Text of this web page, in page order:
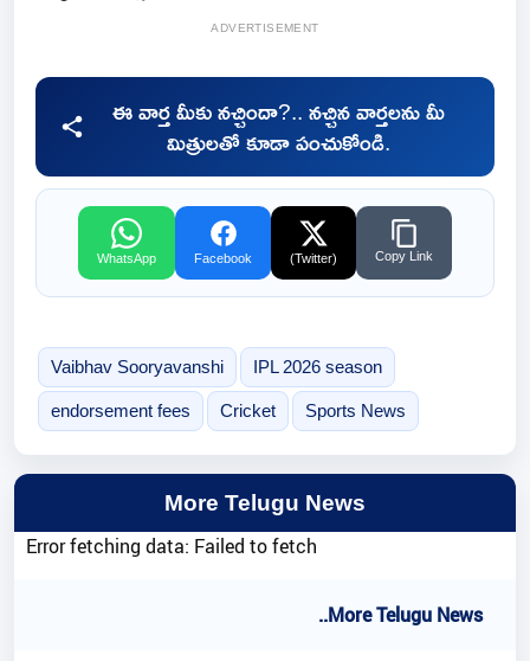
ADVERTISEMENT
ఈ వార్త మీకు నచ్చిందా?.. నచ్చిన వార్తలను మీ
మిత్రులతో కూడా పంచుకోండి.
WhatsApp Facebook (Twitter) Copy Link
Vaibhav Sooryavanshi IPL 2026 season
endorsement fees Cricket Sports News
More Telugu News
Error fetching data: Failed to fetch
..More Telugu News